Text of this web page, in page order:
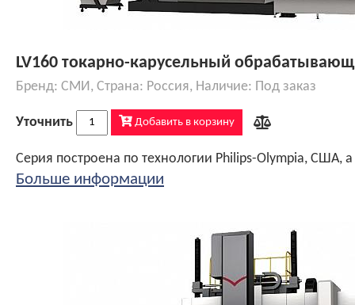
LV160 токарно-карусельный
Бренд: СМИ, Страна: Россия, Наличие: Под заказ
Уточнить Добавить в корзину
Конструктивные особенности
Конструктив соответствует требованиям и разработкам в области современного станкостроения – монолитная конструкция станины и стола, а также рамная (коробчатая) конструкция, обеспечивающая непревзойденную жесткость конструкции и стабильность при высоких нагрузках, при этом высокую точность чистовых операций. Поперечная балка большого сечения с повышенной жесткостью и увеличенной шириной
Больше информации